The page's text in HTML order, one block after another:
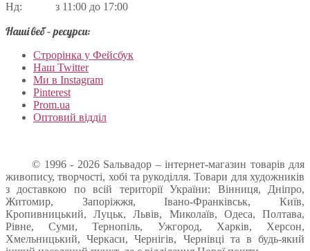
Нд: з 11:00 до 17:00
Наші веб – ресурси:
Строрінка у Фейсбук
Наш Twitter
Ми в Instagram
Pinterest
Prom.ua
Оптовий відділ
© 1996 - 2026 Sальвадор – інтернет-магазин товарів для
живопису, творчості, хобі та рукоділля. Товари для художників
з доставкою по всій території України: Вінниця, Дніпро,
Житомир, Запоріжжя, Івано-Франківськ, Київ,
Кропивницький, Луцьк, Львів, Миколаїв, Одеса, Полтава,
Рівне, Суми, Тернопіль, Ужгород, Харків, Херсон,
Хмельницький, Черкаси, Чернігів, Чернівці та в будь-який